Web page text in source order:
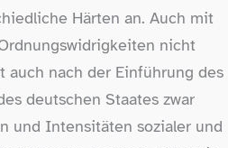
Härten an. Auch mit
nicht
nach der Einführung des
deutschen Staates zwar
und Intensitäten sozialer und